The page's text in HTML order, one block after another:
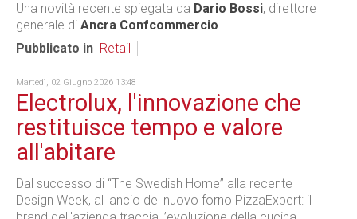
Una novità recente spiegata da Dario Bossi, direttore
generale di Ancra Confcommercio.
Pubblicato in Retail
Martedì, 02 Giugno 2026 13:48
Electrolux, l'innovazione che
restituisce tempo e valore
all'abitare
Dal successo di “The Swedish Home” alla recente
Design Week, al lancio del nuovo forno PizzaExpert: il